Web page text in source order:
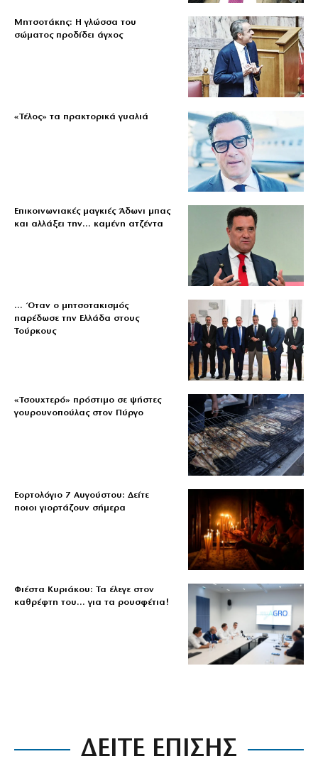
Μητσοτάκης: Η γλώσσα του
σώματος προδίδει άγχος
«Τέλος» τα πρακτορικά γυαλιά
Επικοινωνιακές μαγκιές Άδωνι μπας
και αλλάξει την… καμένη ατζέντα
… Όταν ο μητσοτακισμός
παρέδωσε την Ελλάδα στους
Τούρκους
«Τσουχτερό» πρόστιμο σε ψήστες
γουρουνοπούλας στον Πύργο
Εορτολόγιο 7 Αυγούστου: Δείτε
ποιοι γιορτάζουν σήμερα
Φιέστα Κυριάκου: Τα έλεγε στον
καθρέφτη του… για τα ρουσφέτια!
ΔΕΙΤΕ ΕΠΙΣΗΣ